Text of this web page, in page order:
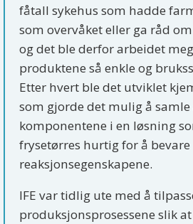
fåtall sykehus som hadde
som overvåket eller ga råd
og det ble derfor arbeidet
produktene så enkle og
Etter hvert ble det utviklet
som gjorde det mulig å
komponentene i en løsning
frysetørres hurtig for å bevare
reaksjonsegenskapene.
IFE var tidlig ute med å
produksjonsprosessene slik